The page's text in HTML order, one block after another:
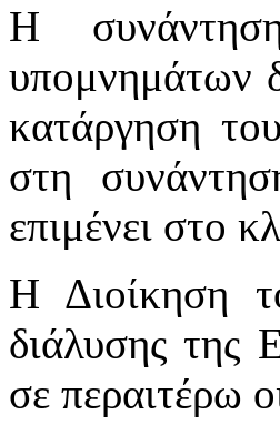
Η
υπομνημάτων
κατάργηση
στη
επιμένει στο
Η Διοίκηση
διάλυσης της
σε περαιτέρω